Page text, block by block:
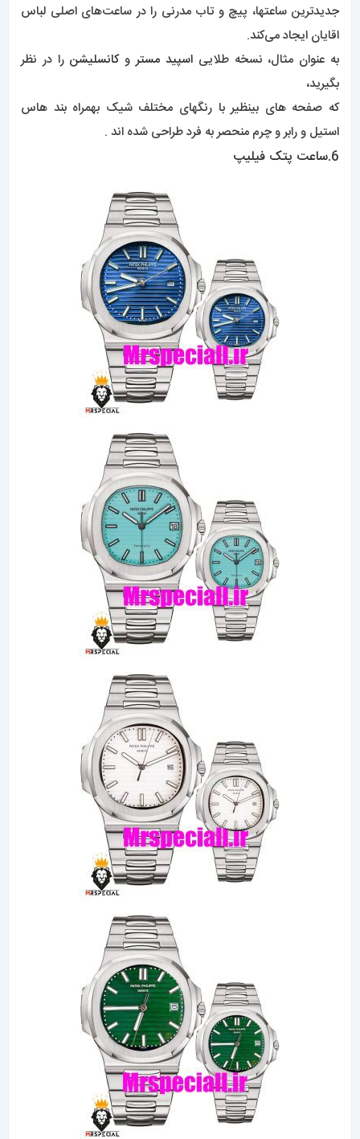
جدیدترین ساعتها، پیچ و تاب مدرنی را در ساعت‌های اصلی لباس
اقایان ایجاد می‌کند.
به عنوان مثال، نسخه طلاییاسپید مستروکانسلیشن را در نظر
بگیرید،
که صفحه های بینظیر با رنگهای مختلف شیک بهمراه بند هاس
استیل و رابر و چرم منحصر به فرد طراحی شده اند .
6.ساعت پتک فیلیپ